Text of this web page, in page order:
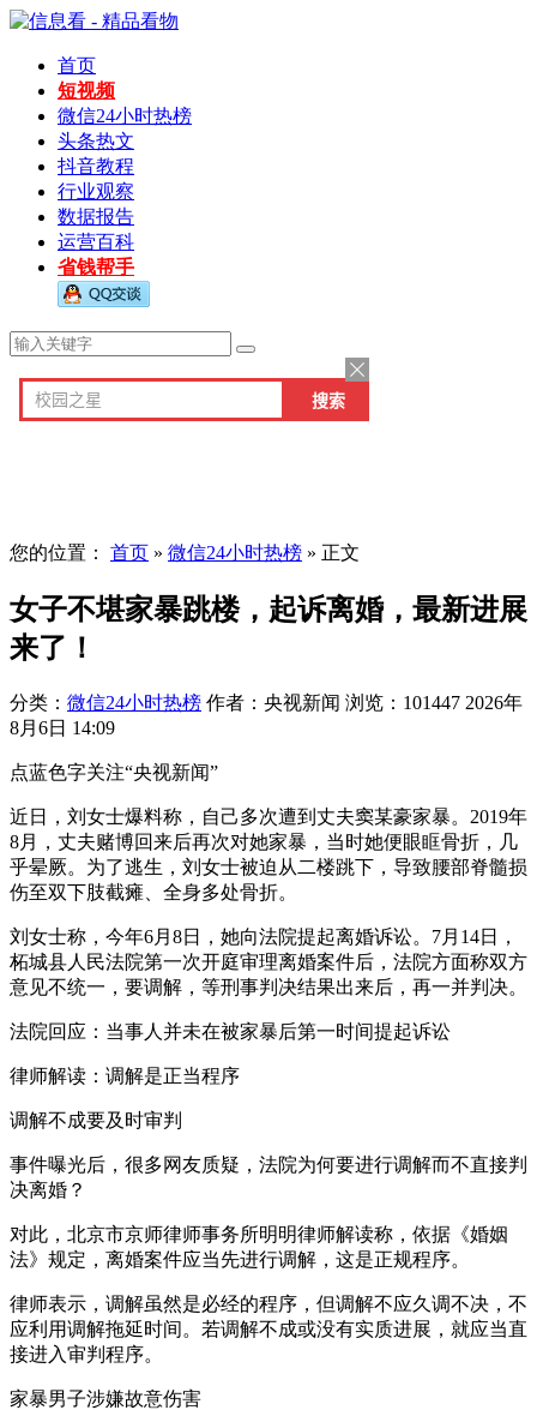
首页
短视频
微信24小时热榜
头条热文
抖音教程
行业观察
数据报告
运营百科
省钱帮手
您的位置： 首页 » 微信24小时热榜 » 正文
女子不堪家暴跳楼，起诉离婚，最新进展
来了！
分类： 微信24小时热榜 作者：央视新闻 浏览：101447 2026年
8月6日 14:09
点蓝色字关注“央视新闻”
近日，刘女士爆料称，自己多次遭到丈夫窦某豪家暴。2019年
8月，丈夫赌博回来后再次对她家暴，当时她便眼眶骨折，几
乎晕厥。为了逃生，刘女士被迫从二楼跳下，导致腰部脊髓损
伤至双下肢截瘫、全身多处骨折。
刘女士称，今年6月8日，她向法院提起离婚诉讼。7月14日，
柘城县人民法院第一次开庭审理离婚案件后，法院方面称双方
意见不统一，要调解，等刑事判决结果出来后，再一并判决。
法院回应：当事人并未在被家暴后第一时间提起诉讼
律师解读：调解是正当程序
调解不成要及时审判
事件曝光后，很多网友质疑，法院为何要进行调解而不直接判
决离婚？
对此，北京市京师律师事务所明明律师解读称，依据《婚姻
法》规定，离婚案件应当先进行调解，这是正规程序。
律师表示，调解虽然是必经的程序，但调解不应久调不决，不
应利用调解拖延时间。若调解不成或没有实质进展，就应当直
接进入审判程序。
家暴男子涉嫌故意伤害